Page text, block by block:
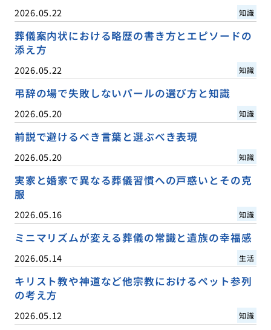
2026.05.22 知識
葬儀案内状における略歴の書き方とエピソードの
添え方
2026.05.22 知識
弔辞の場で失敗しないパールの選び方と知識
2026.05.20 知識
前説で避けるべき言葉と選ぶべき表現
2026.05.20 知識
実家と婚家で異なる葬儀習慣への戸惑いとその克
服
2026.05.16 知識
ミニマリズムが変える葬儀の常識と遺族の幸福感
2026.05.14 生活
キリスト教や神道など他宗教におけるペット参列
の考え方
2026.05.12 知識